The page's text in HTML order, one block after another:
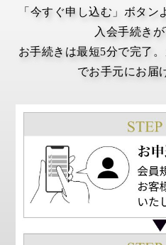
「今すぐ申し込む」ボタ
入会手続きが
お手続きは最短5分で完了
でお手元にお届